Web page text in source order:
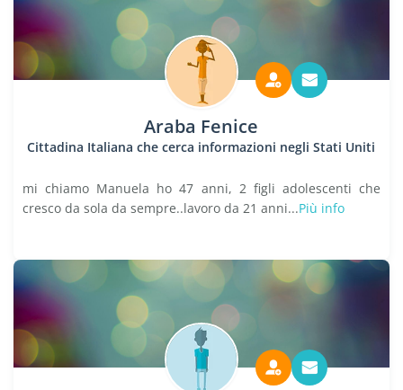
Araba Fenice
Cittadina Italiana che cerca informazioni negli Stati Uniti
mi chiamo Manuela ho 47 anni, 2 figli adolescenti che
cresco da sola da sempre..lavoro da 21 anni...Più info